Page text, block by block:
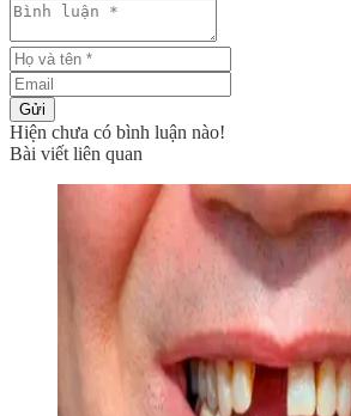
Gửi
Hiện chưa có bình luận nào!
Bài viết liên quan